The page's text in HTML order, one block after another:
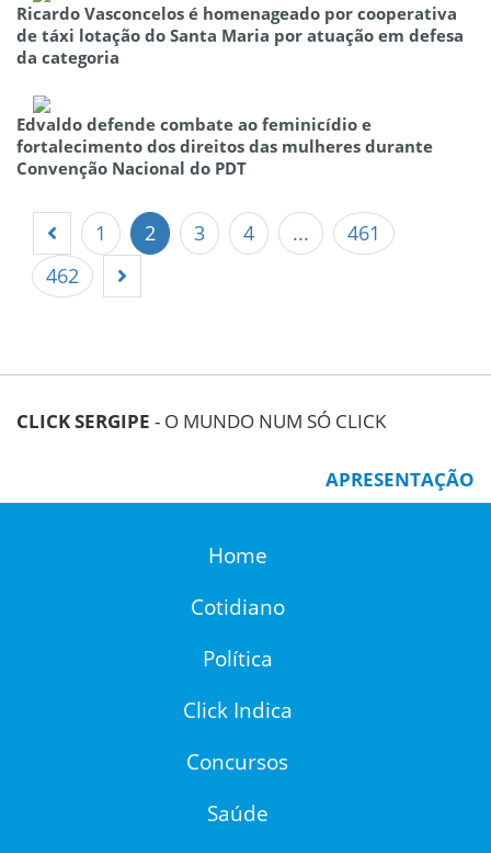
Ricardo Vasconcelos é homenageado por cooperativa
de táxi lotação do Santa Maria por atuação em defesa
da categoria
Edvaldo defende combate ao feminicídio e
fortalecimento dos direitos das mulheres durante
Convenção Nacional do PDT
1 2 3 4 ...
461
462
CLICK SERGIPE - O MUNDO NUM SÓ CLICK
APRESENTAÇÃO
Home
Cotidiano
Política
Click Indica
Concursos
Saúde